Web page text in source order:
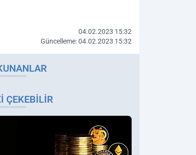
04.02.2023 15:32
Güncelleme: 04.02.2023 15:32
ÇEKEBILIR